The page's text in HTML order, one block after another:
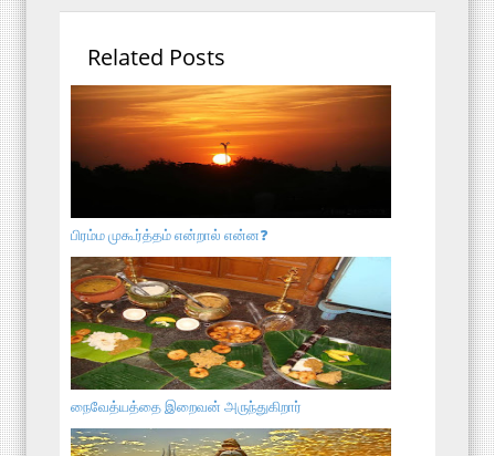
Related Posts
பிரம்ம முகூர்த்தம் என்றால் என்ன❓
நைவேத்யத்தை இறைவன் அருந்துகிறார்